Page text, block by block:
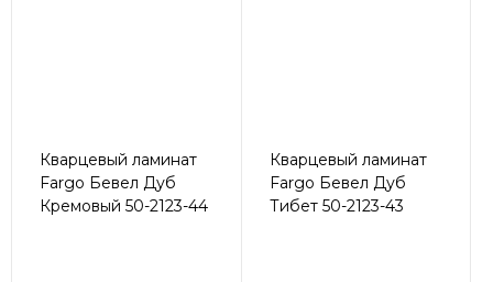
Кварцевый ламинат
Fargo Бевел Дуб
Кремовый 50-2123-44
Кварцевый ламинат
Fargo Бевел Дуб
Тибет 50-2123-43